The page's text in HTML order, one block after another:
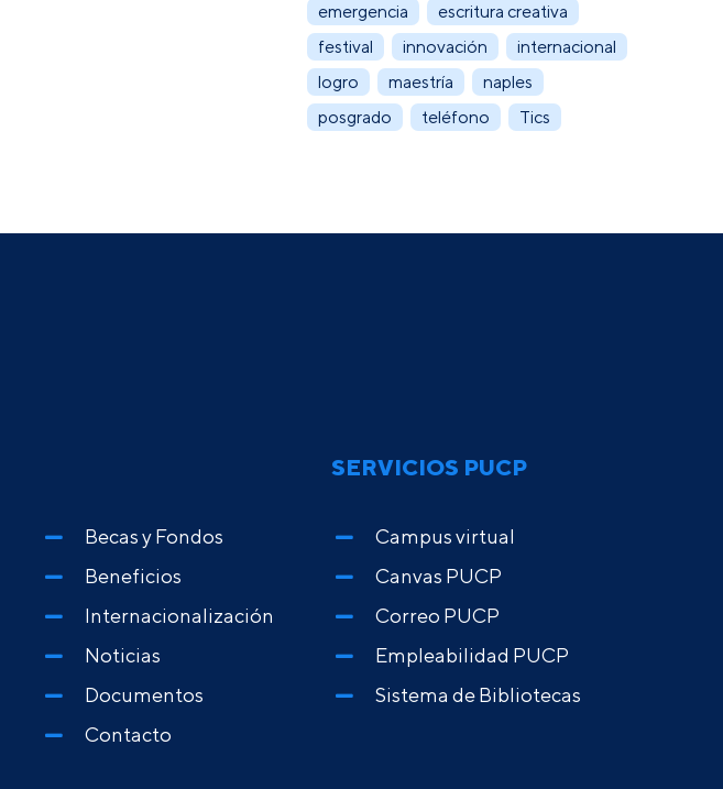
emergencia
escritura creativa
festival
innovación
internacional
logro
maestría
naples
posgrado
teléfono Tics
Becas y Fondos
Beneficios
Internacionalización
Noticias
Documentos
Contacto
SERVICIOS PUCP
Campus virtual
Canvas PUCP
Correo PUCP
Empleabilidad PUCP
Sistema de Bibliotecas